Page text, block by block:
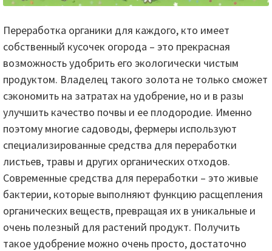
Переработка органики для каждого, кто имеет
собственный кусочек огорода – это прекрасная
возможность удобрить его экологически чистым
продуктом. Владелец такого золота не только сможет
сэкономить на затратах на удобрение, но и в разы
улучшить качество почвы и ее плодородие. Именно
поэтому многие садоводы, фермеры используют
специализированные средства для переработки
листьев, травы и других органических отходов.
Современные средства для переработки – это живые
бактерии, которые выполняют функцию расщепления
органических веществ, превращая их в уникальные и
очень полезный для растений продукт. Получить
такое удобрение можно очень просто, достаточно